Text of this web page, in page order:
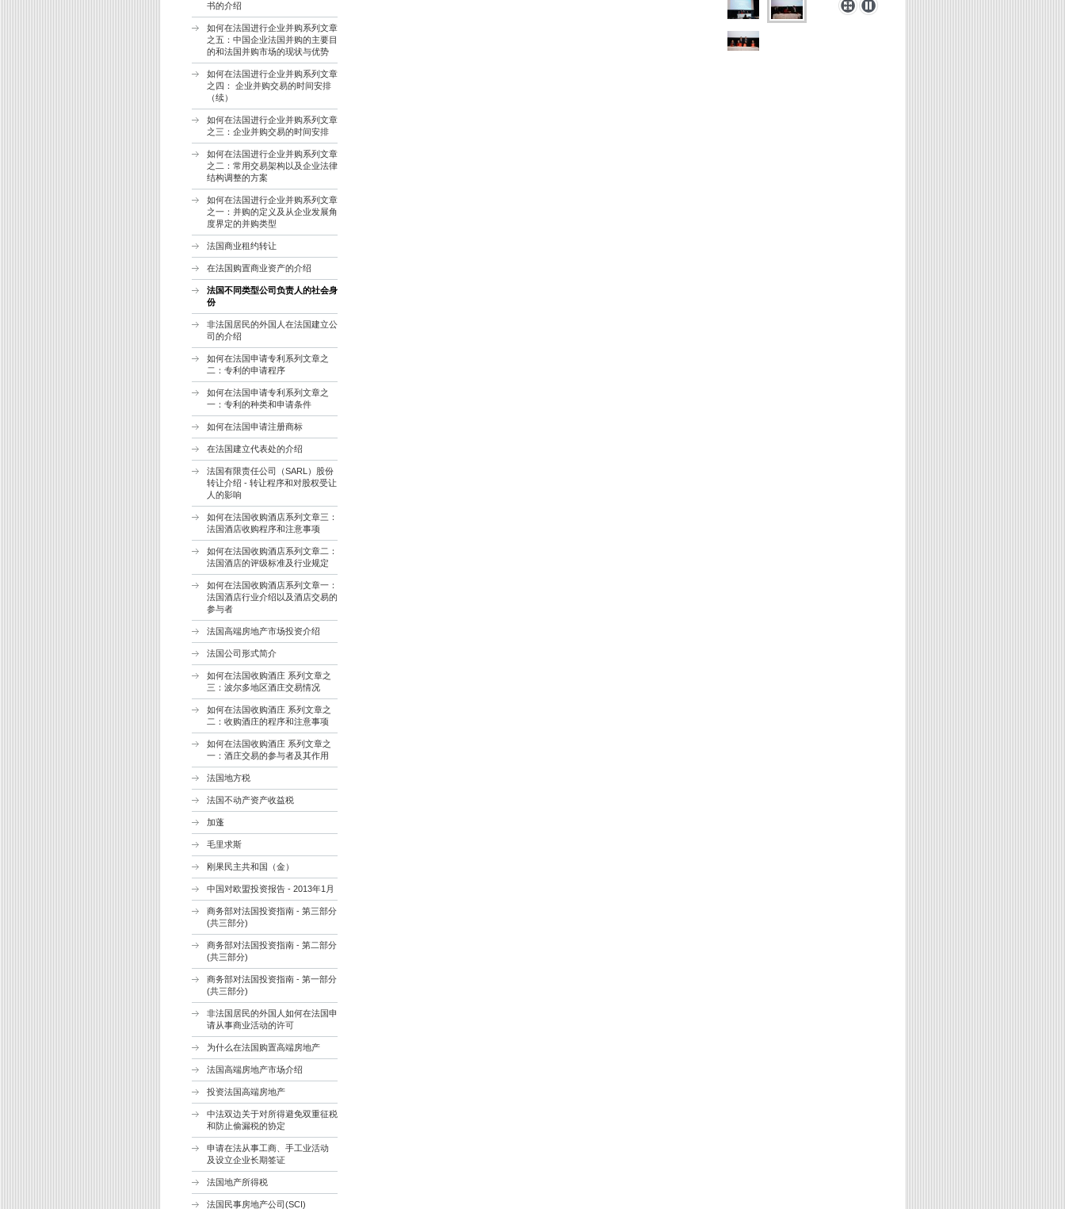
书的介绍
如何在法国进行企业并购系列文章
之五：中国企业法国并购的主要目
的和法国并购市场的现状与优势
如何在法国进行企业并购系列文章
之四： 企业并购交易的时间安排
（续）
如何在法国进行企业并购系列文章
之三：企业并购交易的时间安排
如何在法国进行企业并购系列文章
之二：常用交易架构以及企业法律
结构调整的方案
如何在法国进行企业并购系列文章
之一：并购的定义及从企业发展角
度界定的并购类型
法国商业租约转让
在法国购置商业资产的介绍
法国不同类型公司负责人的社会身
份
非法国居民的外国人在法国建立公
司的介绍
如何在法国申请专利系列文章之
二：专利的申请程序
如何在法国申请专利系列文章之
一：专利的种类和申请条件
如何在法国申请注册商标
在法国建立代表处的介绍
法国有限责任公司（SARL）股份
转让介绍 - 转让程序和对股权受让
人的影响
如何在法国收购酒店系列文章三：
法国酒店收购程序和注意事项
如何在法国收购酒店系列文章二：
法国酒店的评级标准及行业规定
如何在法国收购酒店系列文章一：
法国酒店行业介绍以及酒店交易的
参与者
法国高端房地产市场投资介绍
法国公司形式简介
如何在法国收购酒庄 系列文章之
三：波尔多地区酒庄交易情况
如何在法国收购酒庄 系列文章之
二：收购酒庄的程序和注意事项
如何在法国收购酒庄 系列文章之
一：酒庄交易的参与者及其作用
法国地方税
法国不动产资产收益税
加蓬
毛里求斯
刚果民主共和国（金）
中国对欧盟投资报告 - 2013年1月
商务部对法国投资指南 - 第三部分
(共三部分)
商务部对法国投资指南 - 第二部分
(共三部分)
商务部对法国投资指南 - 第一部分
(共三部分)
非法国居民的外国人如何在法国申
请从事商业活动的许可
为什么在法国购置高端房地产
法国高端房地产市场介绍
投资法国高端房地产
中法双边关于对所得避免双重征税
和防止偷漏税的协定
申请在法从事工商、手工业活动
及设立企业长期签证
法国地产所得税
法国民事房地产公司(SCI)